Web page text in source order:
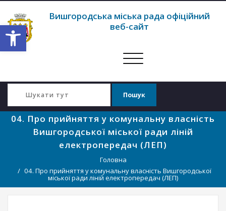
Відкрити Панель інструментів
Вишгородська міська рада офіційний
веб-сайт
Перемкнути
04. Про прийняття у комунальну власність
Вишгородської міської ради ліній
електропередач (ЛЕП)
Головна
04. Про прийняття у комунальну власність Вишгородської
міської ради ліній електропередач (ЛЕП)